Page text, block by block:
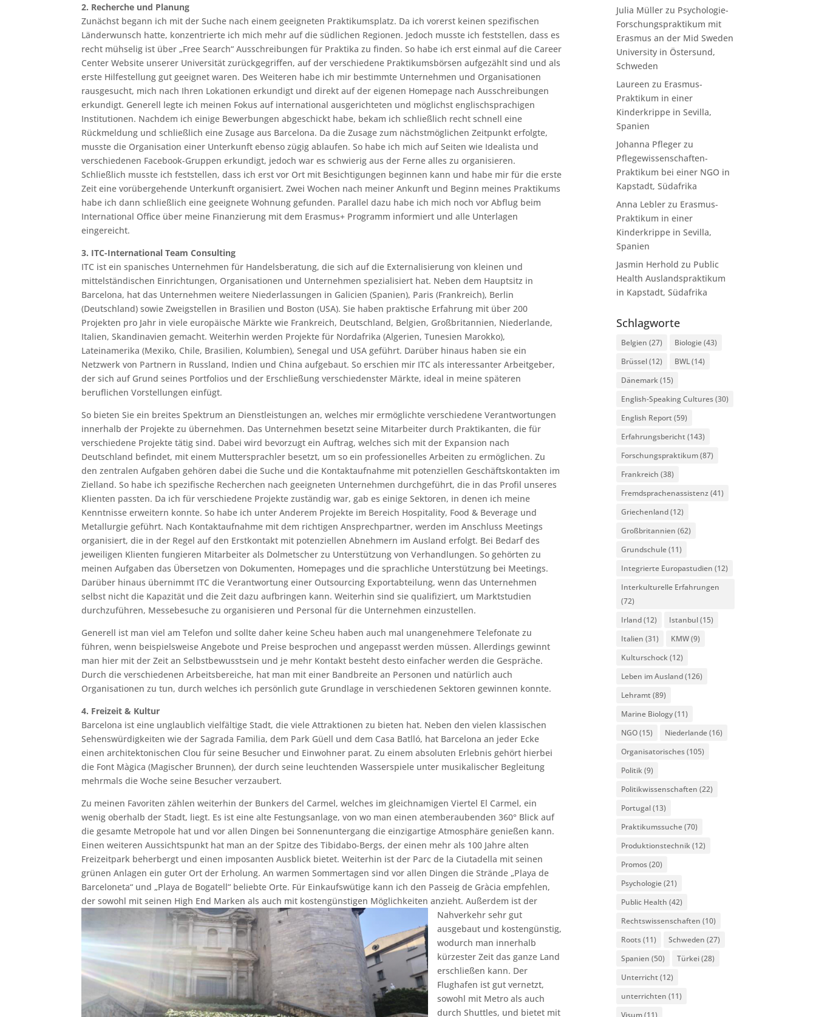
2. Recherche und Planung
Zunächst begann ich mit der Suche nach einem geeigneten Praktikumsplatz. Da ich vorerst keinen spezifischen
Länderwunsch hatte, konzentrierte ich mich mehr auf die südlichen Regionen. Jedoch musste ich feststellen, dass es
recht mühselig ist über „Free Search“ Ausschreibungen für Praktika zu finden. So habe ich erst einmal auf die Career
Center Website unserer Universität zurückgegriffen, auf der verschiedene Praktikumsbörsen aufgezählt sind und als
erste Hilfestellung gut geeignet waren. Des Weiteren habe ich mir bestimmte Unternehmen und Organisationen
rausgesucht, mich nach Ihren Lokationen erkundigt und direkt auf der eigenen Homepage nach Ausschreibungen
erkundigt. Generell legte ich meinen Fokus auf international ausgerichteten und möglichst englischsprachigen
Institutionen. Nachdem ich einige Bewerbungen abgeschickt habe, bekam ich schließlich recht schnell eine
Rückmeldung und schließlich eine Zusage aus Barcelona. Da die Zusage zum nächstmöglichen Zeitpunkt erfolgte,
musste die Organisation einer Unterkunft ebenso zügig ablaufen. So habe ich mich auf Seiten wie Idealista und
verschiedenen Facebook-Gruppen erkundigt, jedoch war es schwierig aus der Ferne alles zu organisieren.
Schließlich musste ich feststellen, dass ich erst vor Ort mit Besichtigungen beginnen kann und habe mir für die erste
Zeit eine vorübergehende Unterkunft organisiert. Zwei Wochen nach meiner Ankunft und Beginn meines Praktikums
habe ich dann schließlich eine geeignete Wohnung gefunden. Parallel dazu habe ich mich noch vor Abflug beim
International Office über meine Finanzierung mit dem Erasmus+ Programm informiert und alle Unterlagen
eingereicht.
3. ITC-International Team Consulting
ITC ist ein spanisches Unternehmen für Handelsberatung, die sich auf die Externalisierung von kleinen und
mittelständischen Einrichtungen, Organisationen und Unternehmen spezialisiert hat. Neben dem Hauptsitz in
Barcelona, hat das Unternehmen weitere Niederlassungen in Galicien (Spanien), Paris (Frankreich), Berlin
(Deutschland) sowie Zweigstellen in Brasilien und Boston (USA). Sie haben praktische Erfahrung mit über 200
Projekten pro Jahr in viele europäische Märkte wie Frankreich, Deutschland, Belgien, Großbritannien, Niederlande,
Italien, Skandinavien gemacht. Weiterhin werden Projekte für Nordafrika (Algerien, Tunesien Marokko),
Lateinamerika (Mexiko, Chile, Brasilien, Kolumbien), Senegal und USA geführt. Darüber hinaus haben sie ein
Netzwerk von Partnern in Russland, Indien und China aufgebaut. So erschien mir ITC als interessanter Arbeitgeber,
der sich auf Grund seines Portfolios und der Erschließung verschiedenster Märkte, ideal in meine späteren
beruflichen Vorstellungen einfügt.
So bieten Sie ein breites Spektrum an Dienstleistungen an, welches mir ermöglichte verschiedene Verantwortungen
innerhalb der Projekte zu übernehmen. Das Unternehmen besetzt seine Mitarbeiter durch Praktikanten, die für
verschiedene Projekte tätig sind. Dabei wird bevorzugt ein Auftrag, welches sich mit der Expansion nach
Deutschland befindet, mit einem Muttersprachler besetzt, um so ein professionelles Arbeiten zu ermöglichen. Zu
den zentralen Aufgaben gehören dabei die Suche und die Kontaktaufnahme mit potenziellen Geschäftskontakten im
Zielland. So habe ich spezifische Recherchen nach geeigneten Unternehmen durchgeführt, die in das Profil unseres
Klienten passten. Da ich für verschiedene Projekte zuständig war, gab es einige Sektoren, in denen ich meine
Kenntnisse erweitern konnte. So habe ich unter Anderem Projekte im Bereich Hospitality, Food & Beverage und
Metallurgie geführt. Nach Kontaktaufnahme mit dem richtigen Ansprechpartner, werden im Anschluss Meetings
organisiert, die in der Regel auf den Erstkontakt mit potenziellen Abnehmern im Ausland erfolgt. Bei Bedarf des
jeweiligen Klienten fungieren Mitarbeiter als Dolmetscher zu Unterstützung von Verhandlungen. So gehörten zu
meinen Aufgaben das Übersetzen von Dokumenten, Homepages und die sprachliche Unterstützung bei Meetings.
Darüber hinaus übernimmt ITC die Verantwortung einer Outsourcing Exportabteilung, wenn das Unternehmen
selbst nicht die Kapazität und die Zeit dazu aufbringen kann. Weiterhin sind sie qualifiziert, um Marktstudien
durchzuführen, Messebesuche zu organisieren und Personal für die Unternehmen einzustellen.
Generell ist man viel am Telefon und sollte daher keine Scheu haben auch mal unangenehmere Telefonate zu
führen, wenn beispielsweise Angebote und Preise besprochen und angepasst werden müssen. Allerdings gewinnt
man hier mit der Zeit an Selbstbewusstsein und je mehr Kontakt besteht desto einfacher werden die Gespräche.
Durch die verschiedenen Arbeitsbereiche, hat man mit einer Bandbreite an Personen und natürlich auch
Organisationen zu tun, durch welches ich persönlich gute Grundlage in verschiedenen Sektoren gewinnen konnte.
4. Freizeit & Kultur
Barcelona ist eine unglaublich vielfältige Stadt, die viele Attraktionen zu bieten hat. Neben den vielen klassischen
Sehenswürdigkeiten wie der Sagrada Familia, dem Park Güell und dem Casa Batlló, hat Barcelona an jeder Ecke
einen architektonischen Clou für seine Besucher und Einwohner parat. Zu einem absoluten Erlebnis gehört hierbei
die Font Màgica (Magischer Brunnen), der durch seine leuchtenden Wasserspiele unter musikalischer Begleitung
mehrmals die Woche seine Besucher verzaubert.
Zu meinen Favoriten zählen weiterhin der Bunkers del Carmel, welches im gleichnamigen Viertel El Carmel, ein
wenig oberhalb der Stadt, liegt. Es ist eine alte Festungsanlage, von wo man einen atemberaubenden 360° Blick auf
die gesamte Metropole hat und vor allen Dingen bei Sonnenuntergang die einzigartige Atmosphäre genießen kann.
Einen weiteren Aussichtspunkt hat man an der Spitze des Tibidabo-Bergs, der einen mehr als 100 Jahre alten
Freizeitpark beherbergt und einen imposanten Ausblick bietet. Weiterhin ist der Parc de la Ciutadella mit seinen
grünen Anlagen ein guter Ort der Erholung. An warmen Sommertagen sind vor allen Dingen die Strände „Playa de
Barceloneta“ und „Playa de Bogatell“ beliebte Orte. Für Einkaufswütige kann ich den Passeig de Gràcia empfehlen,
der sowohl mit seinen High End Marken als auch mit kostengünstigen Möglichkeiten anzieht.Außerdem ist der
Nahverkehr sehr gut
ausgebaut und kostengünstig,
wodurch man innerhalb
kürzester Zeit das ganze Land
erschließen kann. Der
Flughafen ist gut vernetzt,
sowohl mit Metro als auch
durch Shuttles, und bietet mit
Julia Müller zu Psychologie-
Forschungspraktikum mit
Erasmus an der Mid Sweden
University in Östersund,
Schweden
Laureen zu Erasmus-
Praktikum in einer
Kinderkrippe in Sevilla,
Spanien
Johanna Pfleger zu
Pflegewissenschaften-
Praktikum bei einer NGO in
Kapstadt, Südafrika
Anna Lebler zu Erasmus-
Praktikum in einer
Kinderkrippe in Sevilla,
Spanien
Jasmin Herhold zu Public
Health Auslandspraktikum
in Kapstadt, Südafrika
Schlagworte
Belgien (27) Biologie(43)
Brüssel(12) BWL(14)
Dänemark (15)
English-Speaking Cultures(30)
English Report (59)
Erfahrungsbericht (143)
Forschungspraktikum(87)
Frankreich (38)
Fremdsprachenassistenz(41)
Griechenland(12)
Großbritannien (62)
Grundschule(11)
Integrierte Europastudien (12)
Interkulturelle Erfahrungen
(72)
Irland(12) Istanbul(15)
Italien (31) KMW(9)
Kulturschock (12)
Leben im Ausland(126)
Lehramt (89)
Marine Biology(11)
NGO(15) Niederlande(16)
Organisatorisches(105)
Politik (9)
Politikwissenschaften (22)
Portugal(13)
Praktikumssuche(70)
Produktionstechnik (12)
Promos(20)
Psychologie(21)
Public Health (42)
Rechtswissenschaften (10)
Roots(11) Schweden (27)
Spanien (50) Türkei(28)
Unterricht (12)
unterrichten (11)
Visum(11)